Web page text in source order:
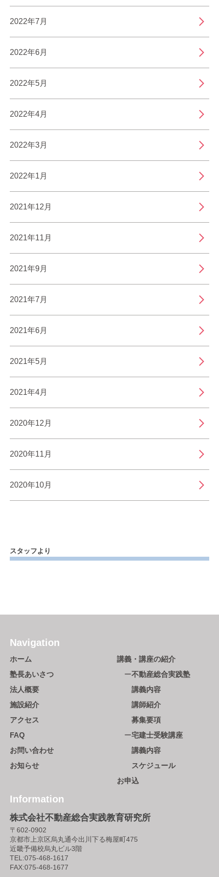
2022年7月
2022年6月
2022年5月
2022年4月
2022年3月
2022年1月
2021年12月
2021年11月
2021年9月
2021年7月
2021年6月
2021年5月
2021年4月
2020年12月
2020年11月
2020年10月
スタッフより
Navigation
ホーム
塾長あいさつ
法人概要
施設紹介
アクセス
FAQ
お問い合わせ
お知らせ
講義・講座の紹介
不動産総合実践塾
講義内容
講師紹介
募集要項
宅建士受験講座
講義内容
スケジュール
お申込
Information
株式会社不動産総合実践教育研究所
〒602-0902
京都市上京区烏丸通今出川下る梅屋町475
近畿予備校烏丸ビル3階
TEL:075-468-1617
FAX:075-468-1677